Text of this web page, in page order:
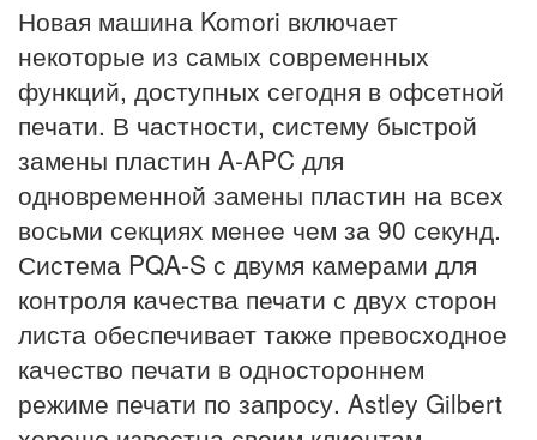
Новая машина Komori включает
некоторые из самых современных
функций, доступных сегодня в офсетной
печати. В частности, систему быстрой
замены пластин A-APC для
одновременной замены пластин на всех
восьми секциях менее чем за 90 секунд.
Система PQA-S с двумя камерами для
контроля качества печати с двух сторон
листа обеспечивает также превосходное
качество печати в одностороннем
режиме печати по запросу. Astley Gilbert